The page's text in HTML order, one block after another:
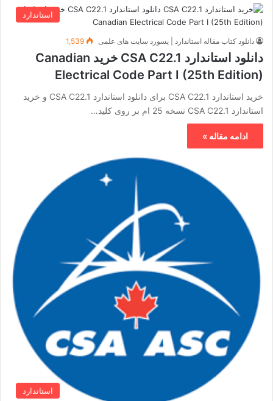
استاندارد
دانلود کتاب مقاله استاندارد | پسورد سایت های علمی 1,539
دانلود استاندارد CSA C22.1 خرید Canadian
Electrical Code Part I (25th Edition)
خرید استاندارد CSA C22.1 برای دانلود استاندارد CSA C22.1 و خرید
استاندارد CSA C22.1 نسخه 25 ام بر روی کلید…
ادامه مقاله »
استاندارد